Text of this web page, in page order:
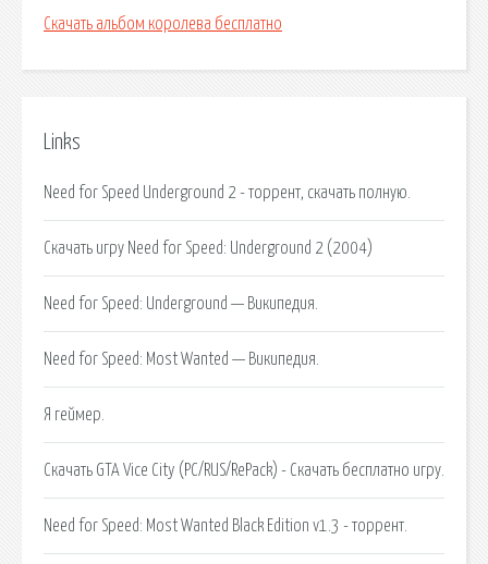
Скачать альбом королева бесплатно
Links
Need for Speed Underground 2 - торрент, скачать полную.
Скачать игру Need for Speed: Underground 2 (2004)
Need for Speed: Underground — Википедия.
Need for Speed: Most Wanted — Википедия.
Я геймер.
Скачать GTA Vice City (PC/RUS/RePack) - Скачать бесплатно игру.
Need for Speed: Most Wanted Black Edition v1.3 - торрент.